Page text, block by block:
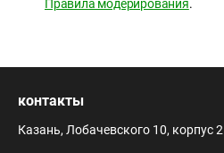
Правила модерирования.
контакты
Казань, Лобачевского 10, корпус 2